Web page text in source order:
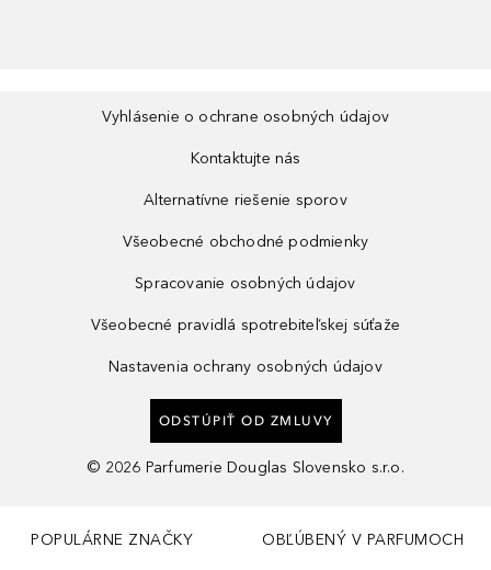
Vyhlásenie o ochrane osobných údajov
Kontaktujte nás
Alternatívne riešenie sporov
Všeobecné obchodné podmienky
Spracovanie osobných údajov
Všeobecné pravidlá spotrebiteľskej súťaže
Nastavenia ochrany osobných údajov
ODSTÚPIŤ OD ZMLUVY
© 2026 Parfumerie Douglas Slovensko s.r.o.
POPULÁRNE ZNAČKY OBĽÚBENÝ V PARFUMOCH